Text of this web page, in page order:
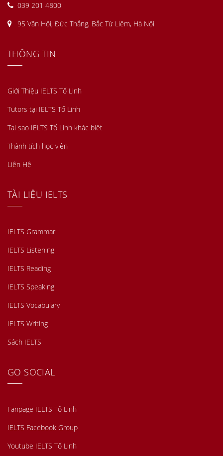
039 201 4800
95 Văn Hội, Đức Thắng, Bắc Từ Liêm, Hà Nội
THÔNG TIN
Giới Thiệu IELTS Tố Linh
Tutors tại IELTS Tố Linh
Tại sao IELTS Tố Linh khác biệt
Thành tích học viên
Liên Hệ
TÀI LIỆU IELTS
IELTS Grammar
IELTS Listening
IELTS Reading
IELTS Speaking
IELTS Vocabulary
IELTS Writing
Sách IELTS
GO SOCIAL
Fanpage IELTS Tố Linh
IELTS Facebook Group
Youtube IELTS Tố Linh